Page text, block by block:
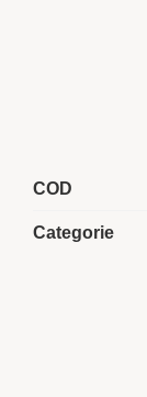
COD
Categorie